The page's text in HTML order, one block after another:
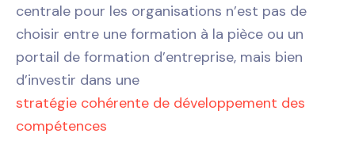
centrale pour les organisations n’est pas de
choisir entre une formation à la pièce ou un
portail de formation d’entreprise, mais bien
d’investir dans une
stratégie cohérente de développement des
compétences